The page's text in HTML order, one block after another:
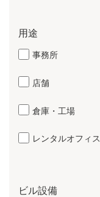
用途
事務所
店舗
倉庫・工場
レンタルオフィス
ビル設備